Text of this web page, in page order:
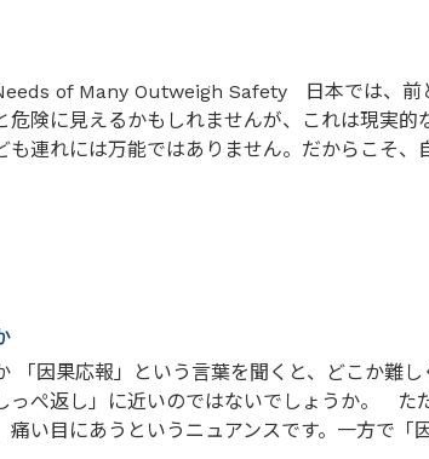
of Many Outweigh Safety 日本では、
危険に見えるかもしれませんが、これは現実
も連れには万能ではありません。だからこそ
「因果応報」という言葉を聞くと、どこか難
っぺ返し」に近いのではないでしょうか。 た
い目にあうというニュアンスです。一方で「